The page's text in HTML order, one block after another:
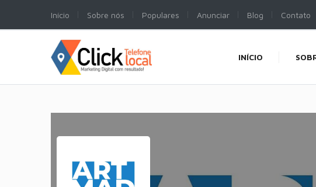
Início Sobre nós Populares Anunciar Blog Contato
INÍCIO